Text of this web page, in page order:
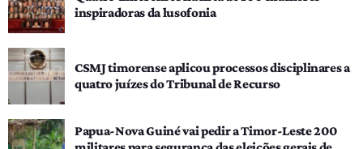
inspiradoras da lusofonia
CSMJ timorense aplicou processos disciplinares a
quatro juízes do Tribunal de Recurso
Papua-Nova Guiné vai pedir a Timor-Leste 200